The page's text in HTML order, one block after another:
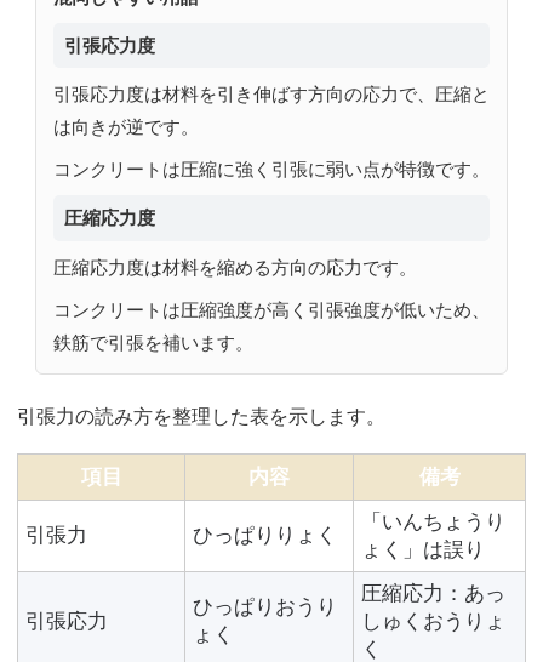
引張応力度
引張応力度は材料を引き伸ばす方向の応力で、圧縮と
は向きが逆です。
コンクリートは圧縮に強く引張に弱い点が特徴です。
圧縮応力度
圧縮応力度は材料を縮める方向の応力です。
コンクリートは圧縮強度が高く引張強度が低いため、
鉄筋で引張を補います。
引張力の読み方を整理した表を示します。
項目 内容 備考
引張力 ひっぱりりょく
「いんちょうり
ょく」は誤り
引張応力
ひっぱりおうり
ょく
圧縮応力：あっ
しゅくおうりょ
く